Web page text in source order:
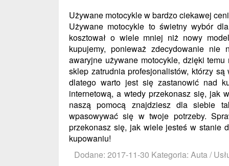
Używane motocykle w bardzo ciekawej
Używane motocykle to świetny wybór
kosztował o wiele mniej niż nowy
kupujemy, ponieważ zdecydowanie nie
awaryjne używane motocykle, dzięki
sklep zatrudnia profesjonalistów, którzy
dlatego warto jest się zastanowić nad
internetową, a wtedy przekonasz się, jak
naszą pomocą znajdziesz dla siebie
wpasowywać się w twoje potrzeby.
przekonasz się, jak wiele jesteś w stanie
kupowaniu!
Dodane: 2017-11-30 Kategoria: Auta /